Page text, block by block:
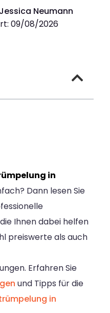
Jessica Neumann
09/08/2026
in
Dann lesen Sie
Ihnen dabei helfen
preiswerte als auch
Erfahren Sie
und Tipps für die
in